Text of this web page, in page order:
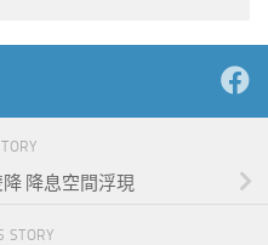
降息空間浮現
STORY